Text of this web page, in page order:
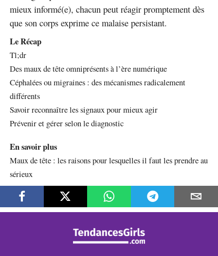
mieux informé(e), chacun peut réagir promptement dès
que son corps exprime ce malaise persistant.
Le Récap
Tl;dr
Des maux de tête omniprésents à l’ère numérique
Céphalées ou migraines : des mécanismes radicalement
différents
Savoir reconnaître les signaux pour mieux agir
Prévenir et gérer selon le diagnostic
En savoir plus
Maux de tête : les raisons pour lesquelles il faut les prendre au
sérieux